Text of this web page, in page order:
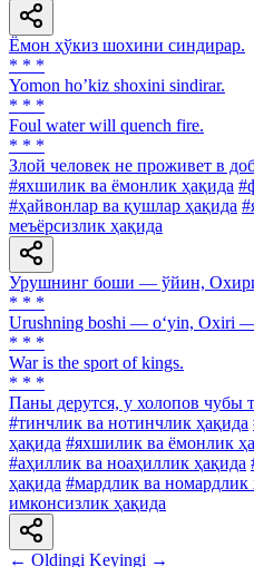
Ёмон ҳўкиз шохини синдирар.
* * *
Yomon hoʼkiz shoxini sindirar.
* * *
Foul water will quench fire.
* * *
Злой человек не проживет в
#яхшилик ва ёмонлик ҳақида
#ҳайвонлар ва қушлар ҳақида
меъёрсизлик ҳақида
Урушнинг боши — ўйин,
* * *
Urushning boshi — o‘yin, Oxiri
* * *
War is the sport of kings.
* * *
Паны дерутся, у холопов чубы
#тинчлик ва нотинчлик ҳақида
ҳақида #яхшилик ва ёмонлик
#аҳиллик ва ноаҳиллик ҳақида
ҳақида #мардлик ва номардлик
имконсизлик ҳақида
← Oldingi Keyingi →